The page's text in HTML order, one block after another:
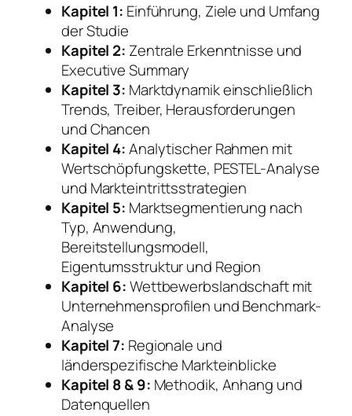
Kapitel 1: Einführung, Ziele und Umfang
der Studie
Kapitel 2: Zentrale Erkenntnisse und
Executive Summary
Kapitel 3: Marktdynamik einschließlich
Trends, Treiber, Herausforderungen
und Chancen
Kapitel 4:Analytischer Rahmen mit
Wertschöpfungskette, PESTEL-Analyse
und Markteintrittsstrategien
Kapitel 5: Marktsegmentierung nach
Typ, Anwendung,
Bereitstellungsmodell,
Eigentumsstruktur und Region
Kapitel 6:Wettbewerbslandschaft mit
Unternehmensprofilen und Benchmark-
Analyse
Kapitel 7: Regionale und
länderspezifische Markteinblicke
Kapitel 8 & 9: Methodik, Anhang und
Datenquellen